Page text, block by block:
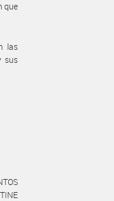
que
las
sus